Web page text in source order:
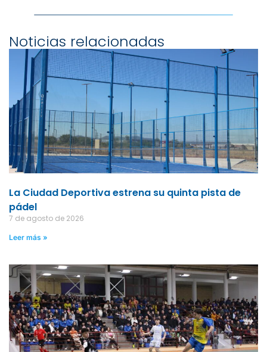
Noticias relacionadas
La Ciudad Deportiva estrena su quinta pista de
pádel
7 de agosto de 2026
Leer más »